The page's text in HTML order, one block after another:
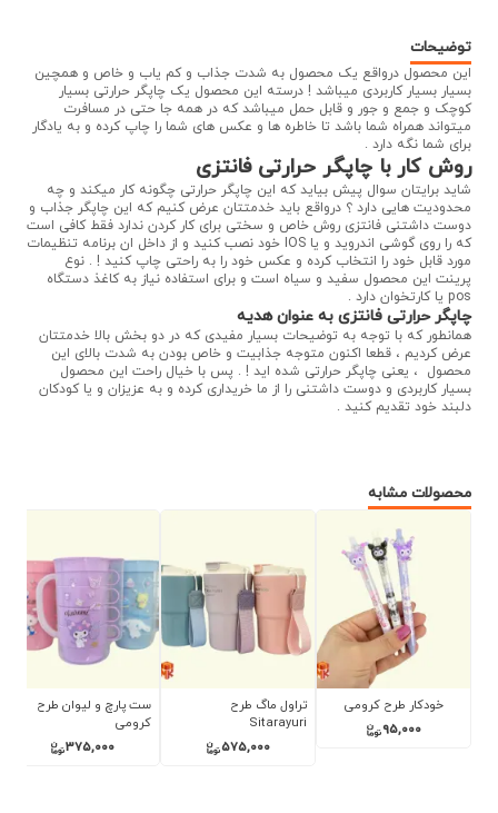
توضیحات
این محصول درواقع یک محصول به شدت جذاب و کم یاب و خاص و همچین
بسیار بسیار کاربردی میباشد ! درسته این محصول یک چاپگر حرارتی بسیار
کوچک و جمع و جور و قابل حمل میباشد که در همه جا حتی در مسافرت
میتواند همراه شما باشد تا خاطره ها و عکس های شما را چاپ کرده و به یادگار
برای شما نگه دارد .
روش کار با چاپگر حرارتی فانتزی
شاید برایتان سوال پیش بیاید که این چاپگر حرارتی چگونه کار میکند و چه
محدودیت هایی دارد ؟ درواقع باید خدمتتان عرض کنیم که این چاپگر جذاب و
دوست داشتنی فانتزی روش خاص و سختی برای کار کردن ندارد فقط کافی است
که را روی گوشی اندروید و یا IOS خود نصب کنید و از داخل ان برنامه تنظیمات
مورد قابل خود را انتخاب کرده و عکس خود را به راحتی چاپ کنید ! . نوع
پرینت این محصول سفید و سیاه است و برای استفاده نیاز به کاغذ دستگاه
pos یا کارتخوان دارد .
چاپگر حرارتی فانتزی به عنوان هدیه
همانطور که با توجه به توضیحات بسیار مفیدی که در دو بخش بالا خدمتتان
عرض کردیم ، قطعا اکنون متوجه جذابیت و خاص بودن به شدت بالای این
محصول ، یعنی چاپگر حرارتی شده اید ! . پس با خیال راحت این محصول
بسیار کاربردی و دوست داشتنی را از ما خریداری کرده و به عزیزان و یا کودکان
دلبند خود تقدیم کنید .
محصولات مشابه
خودکار طرح کرومی
95,000
تراول ماگ طرح
Sitarayuri
575,000
ست پارچ و لیوان طرح
کرومی
375,000